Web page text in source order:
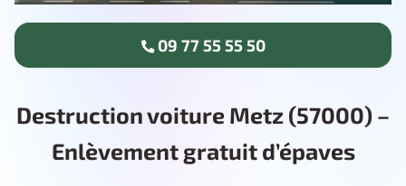
Destruction voiture Metz (57000) –
Enlèvement gratuit d’épaves
09 77 55 55 50